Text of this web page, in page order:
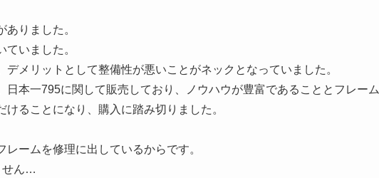
りました。
いました。
メリットとして整備性が悪いことがネックとなっていました。
本一795に関して販売しており、ノウハウが豊富であることとフレーム
ることになり、購入に踏み切りました。
ームを修理に出しているからです。
せん…